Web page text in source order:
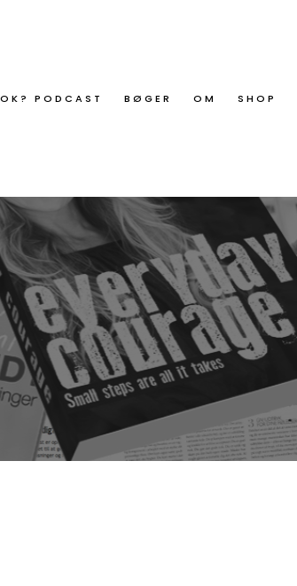
PODCAST BØGER OM SHOP